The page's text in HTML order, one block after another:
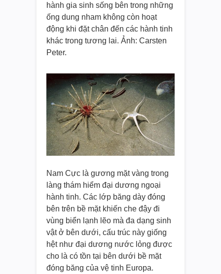
hành gia sinh sống bên trong những
ống dung nham không còn hoạt
động khi đặt chân đến các hành tinh
khác trong tương lai. Ảnh: Carsten
Peter.
Nam Cực là gương mặt vàng trong
làng thám hiểm đại dương ngoại
hành tinh. Các lớp băng dày đóng
bên trên bề mặt khiến che đậy đi
vùng biển lạnh lẽo mà đa dạng sinh
vật ở bên dưới, cấu trúc này giống
hệt như đại dương nước lỏng được
cho là có tồn tại bên dưới bề mặt
đóng băng của vệ tinh Europa.